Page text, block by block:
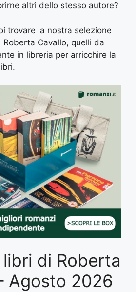
altri dello stesso autore?
trovare la nostra selezione
Cavallo, quelli da
in libreria per arricchire la
di Roberta
Agosto 2026